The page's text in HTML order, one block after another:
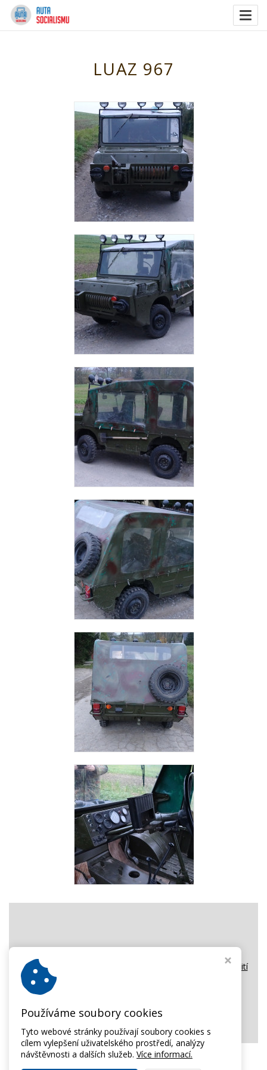
LUAZ 967
Pro zobrazení obsahu tohoto okna potvrďte prosím použití
Používáme soubory cookies
Tyto webové stránky používají soubory cookies s
cílem vylepšení uživatelského prostředí, analýzy
návštěvnosti a dalších služeb. Více informací.